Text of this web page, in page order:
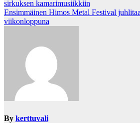
navigation
sirkuksen kamarimusiikkiin
Ensimmäinen Himos Metal Festival
viikonloppuna
By kerttuvali